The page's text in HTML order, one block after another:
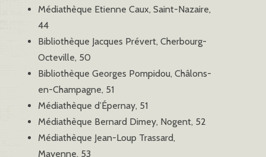
Médiathèque Etienne Caux, Saint-Nazaire,
44
Bibliothèque Jacques Prévert, Cherbourg-
Octeville, 50
Bibliothèque Georges Pompidou, Châlons-
en-Champagne, 51
Médiathèque d’Épernay, 51
Médiathèque Bernard Dimey, Nogent, 52
Médiathèque Jean-Loup Trassard,
Mayenne, 53